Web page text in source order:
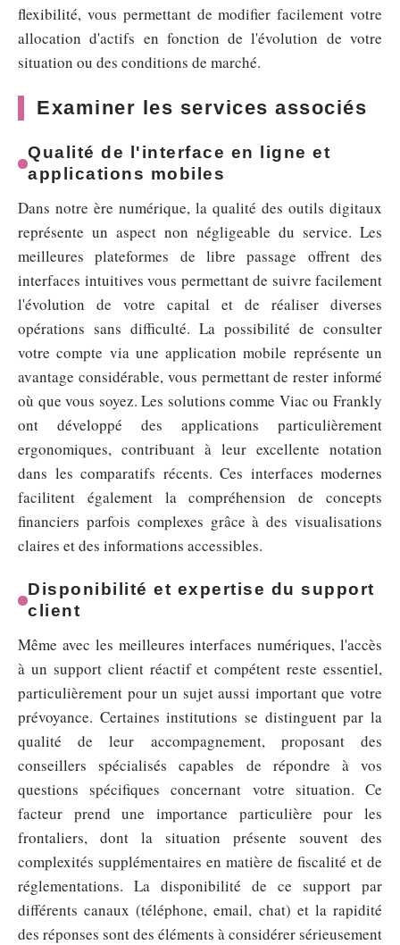
flexibilité, vous permettant de modifier facilement votre
allocation d'actifs en fonction de l'évolution de votre
situation ou des conditions de marché.
Examiner les services associés
Qualité de l'interface en ligne et
applications mobiles
Dans notre ère numérique, la qualité des outils digitaux
représente un aspect non négligeable du service. Les
meilleures plateformes de libre passage offrent des
interfaces intuitives vous permettant de suivre facilement
l'évolution de votre capital et de réaliser diverses
opérations sans difficulté. La possibilité de consulter
votre compte via une application mobile représente un
avantage considérable, vous permettant de rester informé
où que vous soyez. Les solutions comme Viac ou Frankly
ont développé des applications particulièrement
ergonomiques, contribuant à leur excellente notation
dans les comparatifs récents. Ces interfaces modernes
facilitent également la compréhension de concepts
financiers parfois complexes grâce à des visualisations
claires et des informations accessibles.
Disponibilité et expertise du support
client
Même avec les meilleures interfaces numériques, l'accès
à un support client réactif et compétent reste essentiel,
particulièrement pour un sujet aussi important que votre
prévoyance. Certaines institutions se distinguent par la
qualité de leur accompagnement, proposant des
conseillers spécialisés capables de répondre à vos
questions spécifiques concernant votre situation. Ce
facteur prend une importance particulière pour les
frontaliers, dont la situation présente souvent des
complexités supplémentaires en matière de fiscalité et de
réglementations. La disponibilité de ce support par
différents canaux (téléphone, email, chat) et la rapidité
des réponses sont des éléments à considérer sérieusement